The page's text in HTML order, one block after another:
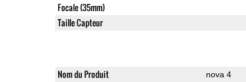
Focale (35mm)
Taille Capteur
Nom du Produit nova 4